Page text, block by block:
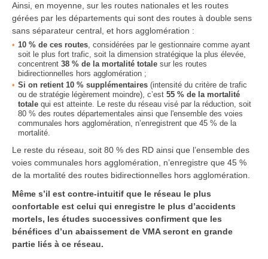
Ainsi, en moyenne, sur les routes nationales et les routes
gérées par les départements qui sont des routes à double sens
sans séparateur central, et hors agglomération :
10 % de ces routes, considérées par le gestionnaire comme ayant
soit le plus fort trafic, soit la dimension stratégique la plus élevée,
concentrent 38 % de la mortalité totale sur les routes
bidirectionnelles hors agglomération ;
Si on retient 10 % supplémentaires (intensité du critère de trafic
ou de stratégie légèrement moindre), c’est 55 % de la mortalité
totale qui est atteinte. Le reste du réseau visé par la réduction, soit
80 % des routes départementales ainsi que l'ensemble des voies
communales hors agglomération, n’enregistrent que 45 % de la
mortalité.
Le reste du réseau, soit 80 % des RD ainsi que l’ensemble des
voies communales hors agglomération, n’enregistre que 45 %
de la mortalité des routes bidirectionnelles hors agglomération.
Même s’il est contre-intuitif que le réseau le plus
confortable est celui qui enregistre le plus d’accidents
mortels, les études successives confirment que les
bénéfices d’un abaissement de VMA seront en grande
partie liés à ce réseau.